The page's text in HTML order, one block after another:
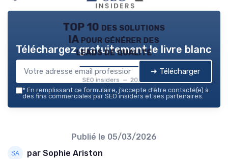
TOP 10 des solutions
IA pour générer des
leads de qualité
SEO insiders — 2026
Téléchargez gratuitement le livre blanc
➔ Télécharger
* En remplissant ce formulaire, j’accepte d’être contacté(e) à
des fins commerciales par SEO insiders et ses partenaires.
Publié le 05/03/2026
par Sophie Ariston